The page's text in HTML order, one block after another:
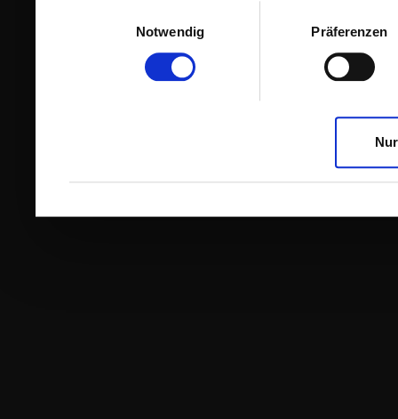
Notwendig
Präferenzen